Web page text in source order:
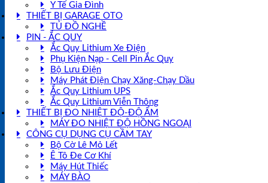
Y Tế Gia Đình
THIẾT BỊ GARAGE OTO
TỦ ĐỒ NGHỀ
PIN - ẮC QUY
Ắc Quy Lithium Xe Điện
Phụ Kiện Nạp - Cell Pin Ắc Quy
Bộ Lưu Điện
Máy Phát Điện Chạy Xăng-Chạy Dầu
Ắc Quy Lithium UPS
Ắc Quy Lithium Viễn Thông
THIẾT BỊ ĐO NHIỆT ĐỘ-ĐỘ ẨM
MÁY ĐO NHIỆT ĐỘ HỒNG NGOẠI
CÔNG CỤ DỤNG CỤ CẦM TAY
Bộ Cờ Lê Mỏ Lết
Ê Tô Đe Cơ Khí
Máy Hút Thiếc
MÁY BÀO